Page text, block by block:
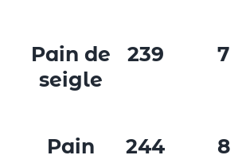
Pain de
seigle
239 7
Pain
244 8